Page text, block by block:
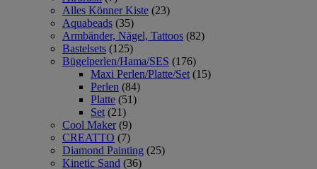
Alles Könner Kiste (23)
Aquabeads (35)
Armbänder, Nägel, Tattoos (82)
Bastelsets (125)
Bügelperlen/Hama/SES (176)
Maxi Perlen/Platte/Set (15)
Perlen (84)
Platte (51)
Set (21)
Cool Maker (9)
CREATTO (7)
Diamond Painting (25)
Kinetic Sand (36)